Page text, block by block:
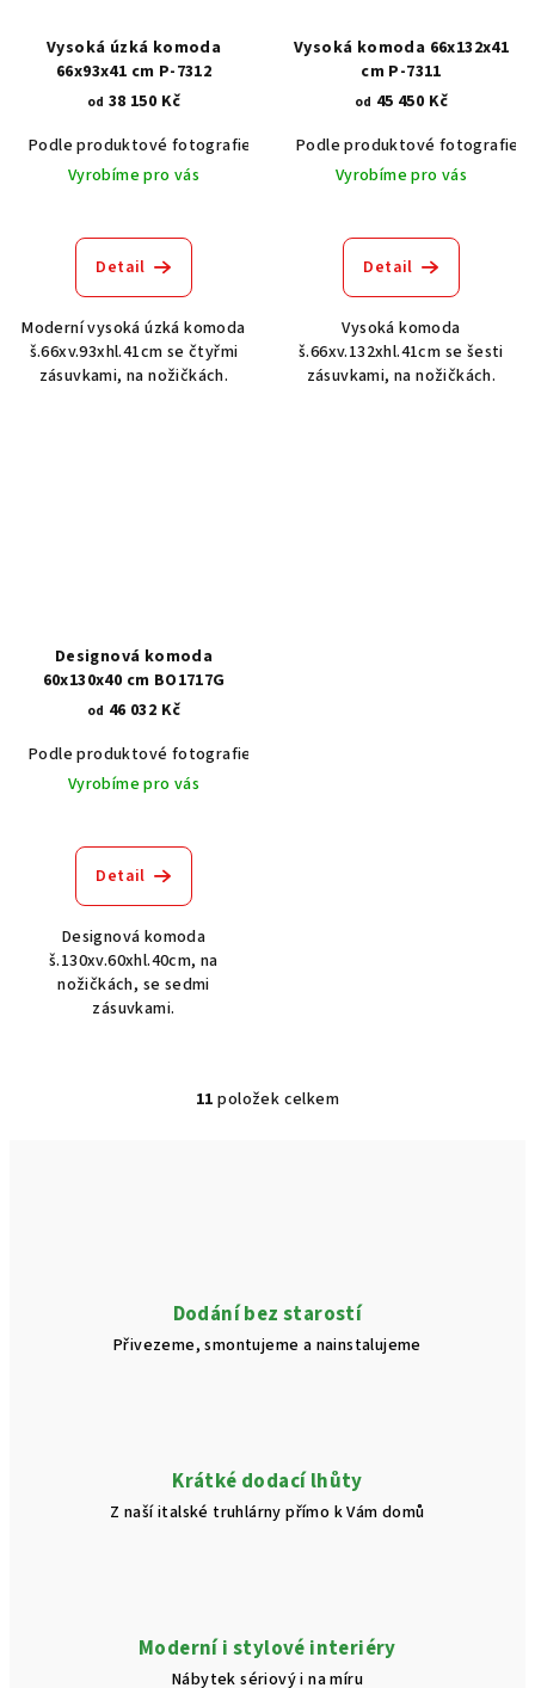
Vysoká úzká komoda
66x93x41 cm P-7312
od 38 150 Kč
Podle produktové fotografie
Akát vintage BT1551
Dub světlý
Vyrobíme pro vás
Detail
Moderní vysoká úzká komoda
š.66xv.93xhl.41cm se čtyřmi
zásuvkami, na nožičkách.
Vysoká komoda 66x132x41
cm P-7311
od 45 450 Kč
Podle produktové fotografie
Vyrobíme pro vás
Detail
Vysoká komoda
š.66xv.132xhl.41cm se šesti
zásuvkami, na nožičkách.
Designová komoda
60x130x40 cm BO1717G
od 46 032 Kč
Podle produktové fotografie
Vyrobíme pro vás
Detail
Designová komoda
š.130xv.60xhl.40cm, na
nožičkách, se sedmi
zásuvkami.
O
í
r
v
ý
p
11 položek celkem
Dodání bez starostí
Přivezeme, smontujeme a nainstalujeme
Krátké dodací lhůty
Z naší italské truhlárny přímo k Vám domů
Moderní i stylové interiéry
Nábytek sériový i na míru